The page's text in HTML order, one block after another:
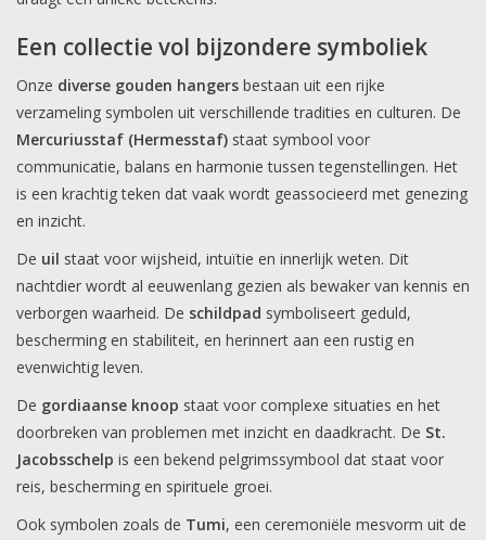
Een collectie vol bijzondere symboliek
Onze diverse gouden hangers bestaan uit een rijke
verzameling symbolen uit verschillende tradities en culturen. De
Mercuriusstaf (Hermesstaf) staat symbool voor
communicatie, balans en harmonie tussen tegenstellingen. Het
is een krachtig teken dat vaak wordt geassocieerd met genezing
en inzicht.
De uil staat voor wijsheid, intuïtie en innerlijk weten. Dit
nachtdier wordt al eeuwenlang gezien als bewaker van kennis en
verborgen waarheid. De schildpad symboliseert geduld,
bescherming en stabiliteit, en herinnert aan een rustig en
evenwichtig leven.
De gordiaanse knoop staat voor complexe situaties en het
doorbreken van problemen met inzicht en daadkracht. De St.
Jacobsschelp is een bekend pelgrimssymbool dat staat voor
reis, bescherming en spirituele groei.
Ook symbolen zoals de Tumi, een ceremoniële mesvorm uit de